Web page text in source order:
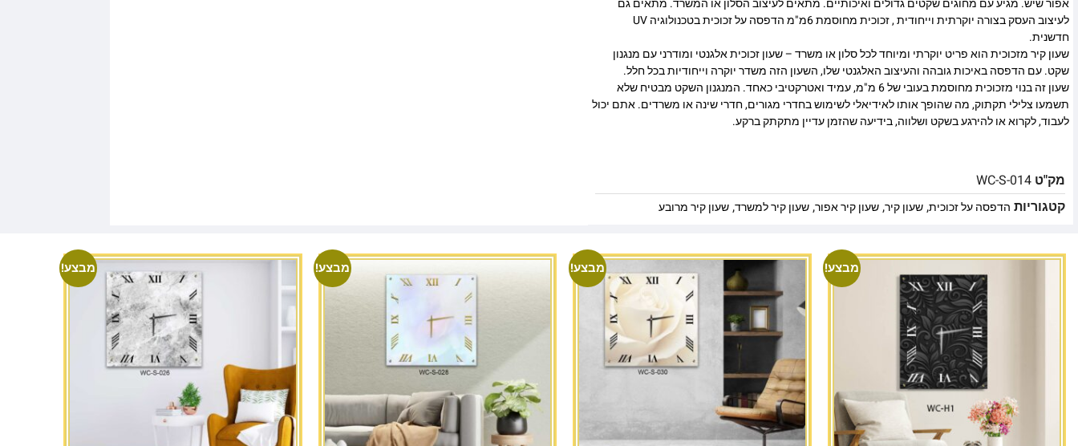
אפור שיש. מגיע עם מחוגים שקטים גדולים ואיכותיים. מתאים לעיצוב הסלון או המשרד. מתאים גם
לעיצוב העסק בצורה יוקרתית וייחודית , זכוכית מחוסמת 6מ"מ הדפסה על זכוכית בטכנולוגיה UV
חדשנית.
שעון קיר מזכוכית הוא פריט יוקרתי ומיוחד לכל סלון או משרד – שעון זכוכית אלגנטי ומודרני עם מנגנון
שקט. עם הדפסה באיכות גובהה והעיצוב האלגנטי שלו, השעון הזה משדר יוקרה וייחודיות בכל חלל.
שעון זה בנוי מזכוכית מחוסמת בעובי של 6 מ"מ, עמיד ואטרקטיבי כאחד. המנגנון השקט מבטיח שלא
תשמעו צלילי תקתוק, מה שהופך אותו לאידיאלי לשימוש בחדרי מגורים, חדרי שינה או משרדים. אתם יכול
לעבוד, לקרוא או להירגע בשקט ושלווה, בידיעה שהזמן עדיין מתקתק ברקע.
מק"טWC-S-014
קטגוריות הדפסה על זכוכית,שעון קיר,שעון קיר אפור,שעון קיר למשרד,שעון קיר מרובע
מבצע! מבצע! מבצע! מבצע!